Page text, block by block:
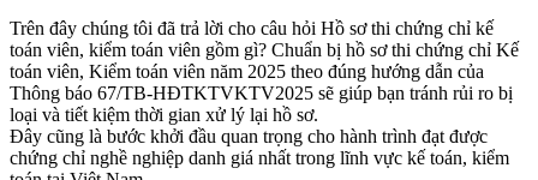
Trên đây chúng tôi đã trả lời cho câu hỏi Hồ sơ thi chứng chỉ kế
toán viên, kiểm toán viên gồm gì? Chuẩn bị hồ sơ thi chứng chỉ Kế
toán viên, Kiểm toán viên năm 2025 theo đúng hướng dẫn của
Thông báo 67/TB-HĐTKTVKTV2025 sẽ giúp bạn tránh rủi ro bị
loại và tiết kiệm thời gian xử lý lại hồ sơ.
Đây cũng là bước khởi đầu quan trọng cho hành trình đạt được
chứng chỉ nghề nghiệp danh giá nhất trong lĩnh vực kế toán, kiểm